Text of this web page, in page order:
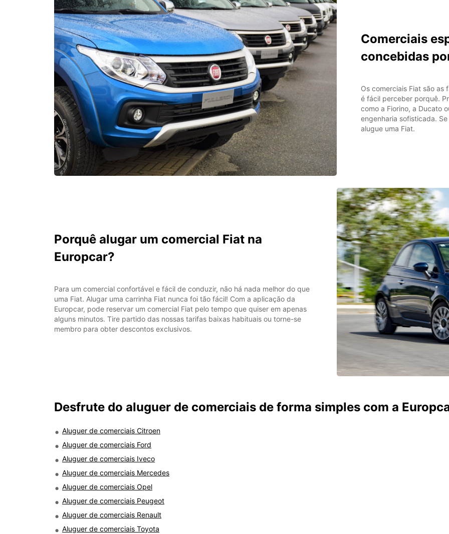
Comerciais
concebidas
Os comerciais Fiat são
é fácil perceber porquê.
como a Fiorino, a Ducato
engenharia sofisticada.
alugue uma Fiat.
Porquê alugar um comercial Fiat na
Europcar?
Para um comercial confortável e fácil de conduzir, não há nada melhor do que
uma Fiat. Alugar uma carrinha Fiat nunca foi tão fácil! Com a aplicação da
Europcar, pode reservar um comercial Fiat pelo tempo que quiser em apenas
alguns minutos. Tire partido das nossas tarifas baixas habituais ou torne-se
membro para obter descontos exclusivos.
Desfrute do aluguer de comerciais de forma simples com a
Aluguer de comerciais Citroen
Aluguer de comerciais Ford
Aluguer de comerciais Iveco
Aluguer de comerciais Mercedes
Aluguer de comerciais Opel
Aluguer de comerciais Peugeot
Aluguer de comerciais Renault
Aluguer de comerciais Toyota